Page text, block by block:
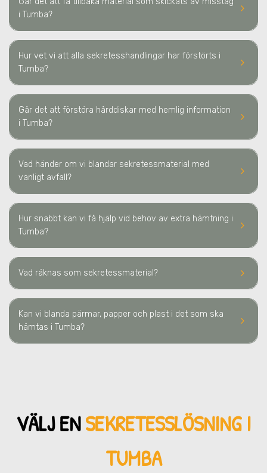
keyboard_arrow_right
i Tumba?
keyboard_arrow_right
Hur vet vi att alla sekretesshandlingar har förstörts i
Tumba?
keyboard_arrow_right
Går det att förstöra hårddiskar med hemlig information
i Tumba?
keyboard_arrow_right
Vad händer om vi blandar sekretessmaterial med
vanligt avfall?
keyboard_arrow_right
Hur snabbt kan vi få hjälp vid behov av extra hämtning i
Tumba?
keyboard_arrow_right
Vad räknas som sekretessmaterial?
keyboard_arrow_right
Kan vi blanda pärmar, papper och plast i det som ska
hämtas i Tumba?
VÄLJ ENSEKRETESSLÖSNING I
TUMBA